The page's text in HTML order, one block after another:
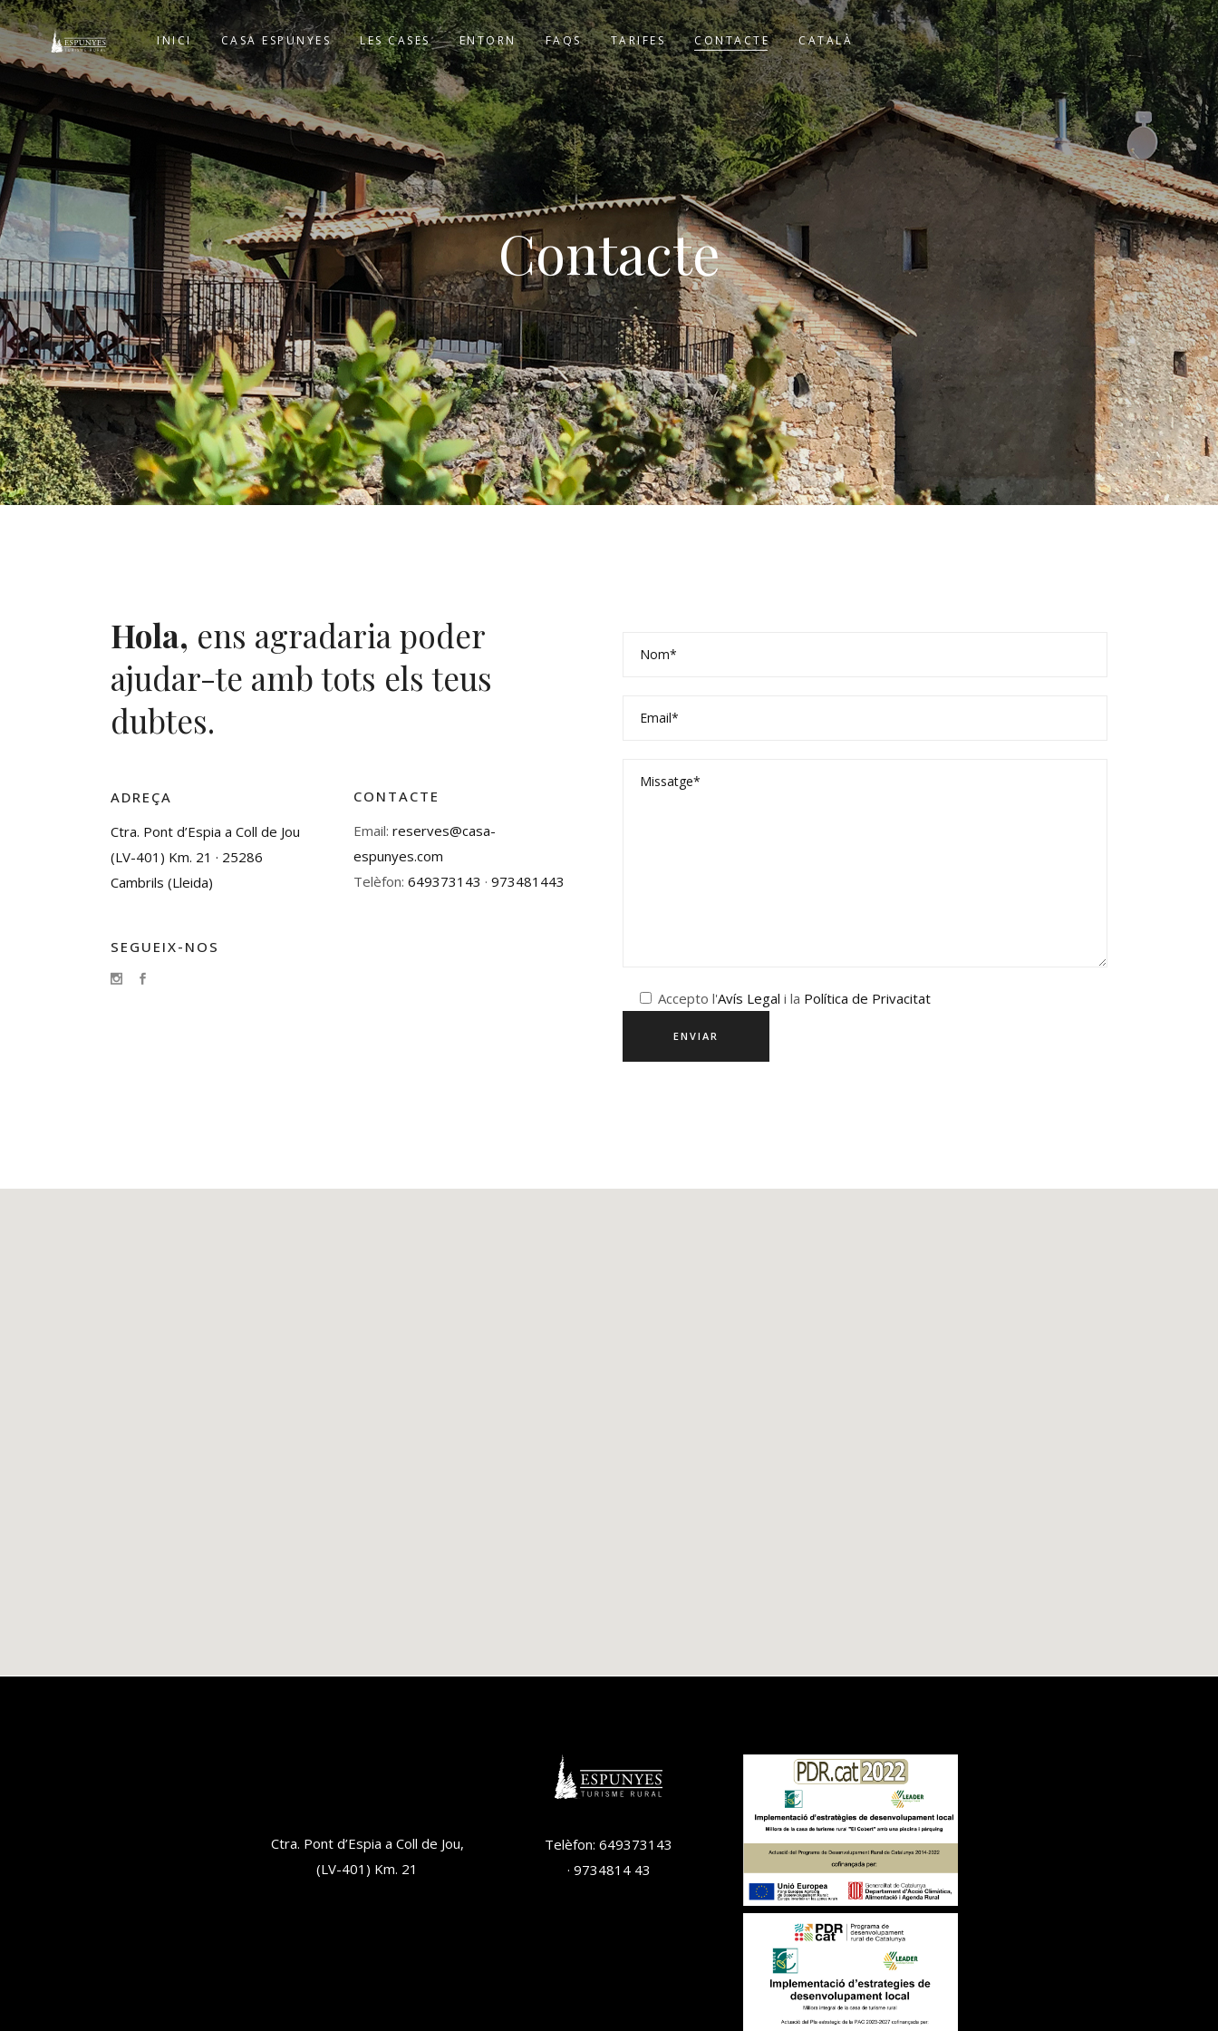
INICI CASA ESPUNYES LES CASES ENTORN FAQS TARIFES CONTACTE CATALÀ
Contacte
Hola, ens agradaria poder
ajudar-te amb tots els teus
dubtes.
ADREÇA
Ctra. Pont d’Espia a Coll de Jou
(LV-401) Km. 21 · 25286
Cambrils (Lleida)
SEGUEIX-NOS
CONTACTE
Email: reserves@casa-
espunyes.com
Telèfon: 649373143 · 973481443
Accepto l'Avís Legal i la Política de Privacitat
Ctra. Pont d’Espia a Coll de Jou,
(LV-401) Km. 21
Telèfon: 649373143
· 9734814 43